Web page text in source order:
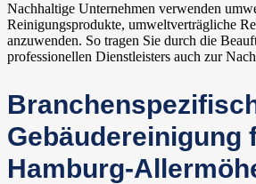
Nachhaltige Unternehmen verwenden
Reinigungsprodukte, umweltverträgliche
anzuwenden. So tragen Sie durch die
professionellen Dienstleisters auch zur
Gebäudereinigung
Hamburg-